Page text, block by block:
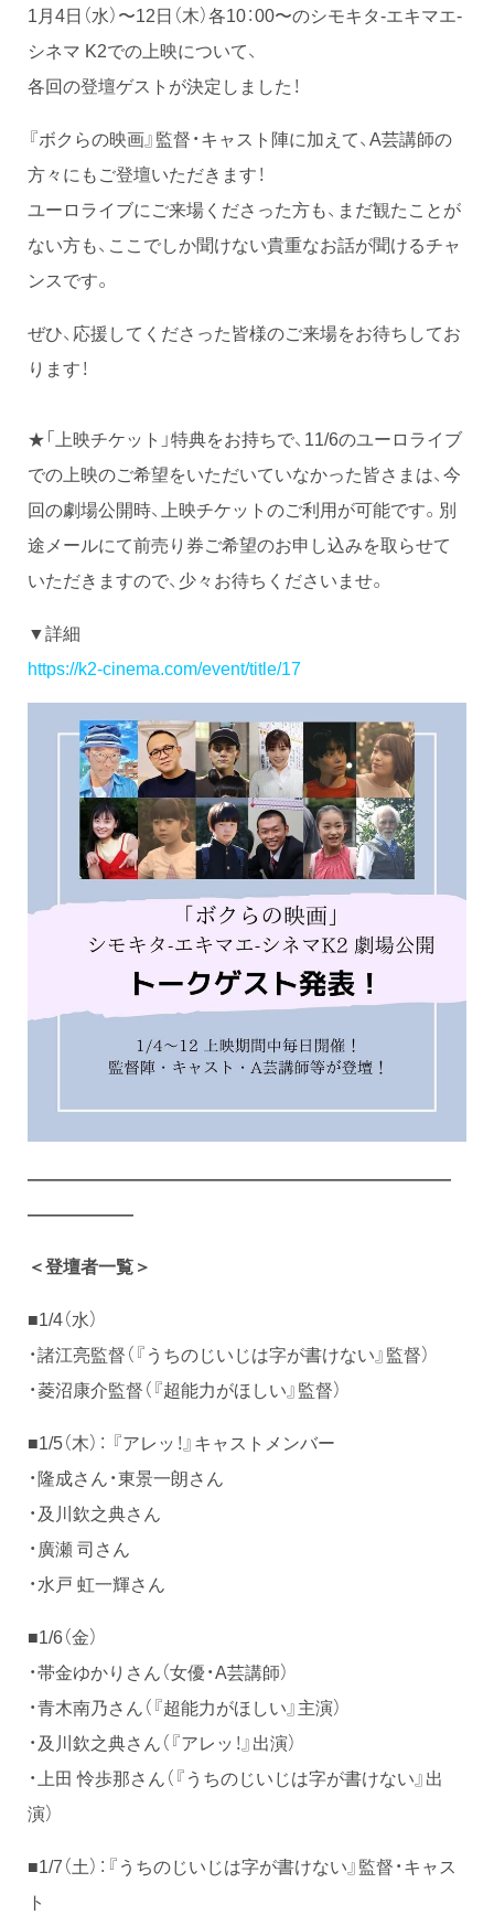
1月4日（水）〜12日（木）各10：00〜のシモキタ-エキマエ-
シネマ K2での上映について、
各回の登壇ゲストが決定しました！
『ボクらの映画』監督・キャスト陣に加えて、A芸講師の
方々にもご登壇いただきます！
ユーロライブにご来場くださった方も、まだ観たことが
ない方も、ここでしか聞けない貴重なお話が聞けるチャ
ンスです。
ぜひ、応援してくださった皆様のご来場をお待ちしてお
ります！
★「上映チケット」特典をお持ちで、11/6のユーロライブ
での上映のご希望をいただいていなかった皆さまは、今
回の劇場公開時、上映チケットのご利用が可能です。別
途メールにて前売り券ご希望のお申し込みを取らせて
いただきますので、少々お待ちくださいませ。
▼詳細
https://k2-cinema.com/event/title/17
――――――――――――――――――――――――
――――――
＜登壇者一覧＞
■1/4（水）
・諸江亮監督（『うちのじいじは字が書けない』監督）
・菱沼康介監督（『超能力がほしい』監督）
■1/5（木）： 『アレッ！』キャストメンバー
・隆成さん・東景一朗さん
・及川欽之典さん
・廣瀬 司さん
・水戸 虹一輝さん
■1/6（金）
・帯金ゆかりさん（女優・A芸講師）
・青木南乃さん（『超能力がほしい』主演）
・及川欽之典さん（『アレッ！』出演）
・上田 怜歩那さん（『うちのじいじは字が書けない』出
演）
■1/7（土）：『うちのじいじは字が書けない』監督・キャス
ト